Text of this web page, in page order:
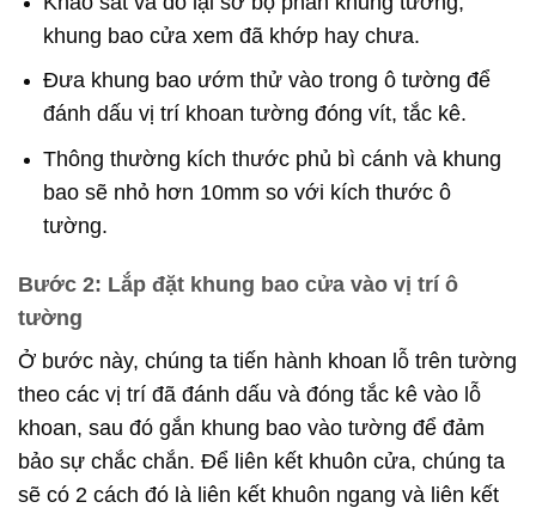
khung bao cửa xem đã khớp hay chưa.
Đưa khung bao ướm thử vào trong ô tường để
đánh dấu vị trí khoan tường đóng vít, tắc kê.
Thông thường kích thước phủ bì cánh và khung
bao sẽ nhỏ hơn 10mm so với kích thước ô
tường.
Bước 2: Lắp đặt khung bao cửa vào vị trí ô
tường
Ở bước này, chúng ta tiến hành khoan lỗ trên tường
theo các vị trí đã đánh dấu và đóng tắc kê vào lỗ
khoan, sau đó gắn khung bao vào tường để đảm
bảo sự chắc chắn. Để liên kết khuôn cửa, chúng ta
sẽ có 2 cách đó là liên kết khuôn ngang và liên kết